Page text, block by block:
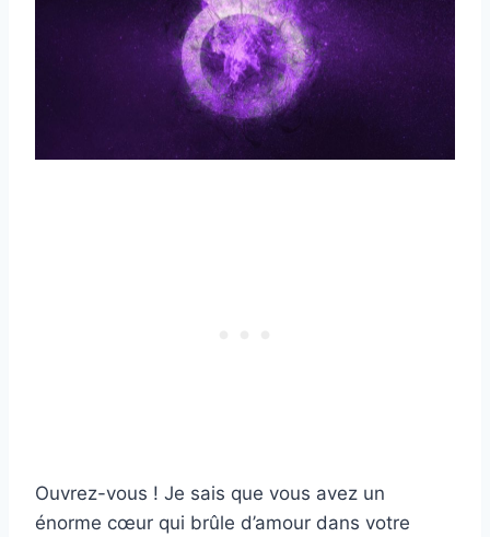
Ouvrez-vous ! Je sais que vous avez un
énorme cœur qui brûle d’amour dans votre